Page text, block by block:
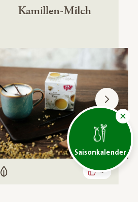
Saisonkalender
Kamillen-Milch
Vegetarisch 4